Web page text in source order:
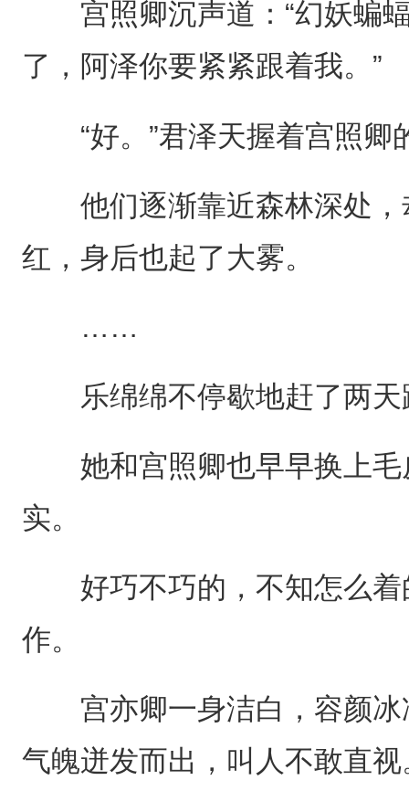
宫照卿沉声道：“幻妖蝙蝠
了，阿泽你要紧紧跟着我。”
“好。”君泽天握着宫照卿
他们逐渐靠近森林深处，
红，身后也起了大雾。
……
乐绵绵不停歇地赶了两天
她和宫照卿也早早换上毛
实。
好巧不巧的，不知怎么着
作。
宫亦卿一身洁白，容颜冰
气魄迸发而出，叫人不敢直视